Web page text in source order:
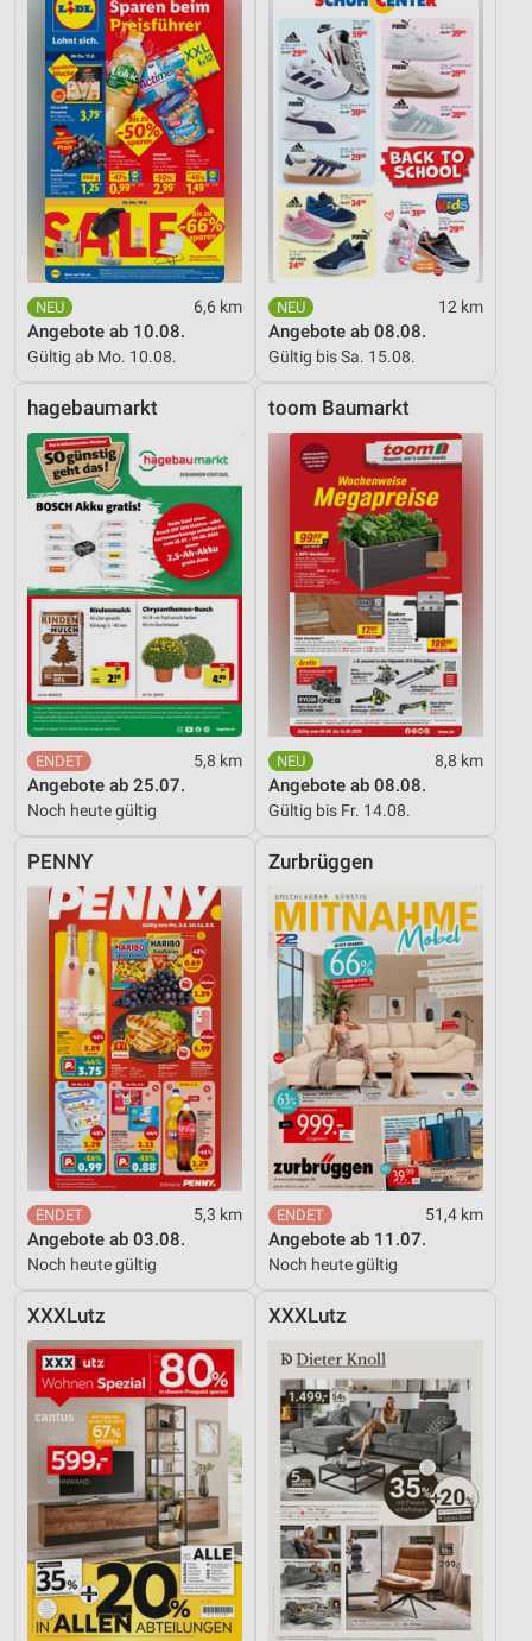
6,6 km
Angebote ab 10.08.
Gültig ab Mo. 10.08.
12 km
Angebote ab 08.08.
Gültig bis Sa. 15.08.
hagebaumarkt
5,8 km
Angebote ab 25.07.
Noch heute gültig
toom Baumarkt
8,8 km
Angebote ab 08.08.
Gültig bis Fr. 14.08.
PENNY
5,3 km
Angebote ab 03.08.
Noch heute gültig
Zurbrüggen
51,4 km
Angebote ab 11.07.
Noch heute gültig
XXXLutz XXXLutz